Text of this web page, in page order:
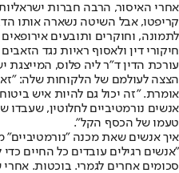
אחרי האיסור, הרבה חברות
קריפטו, אבל השיטה נשארה אותו
לתמונה, וחוקרים ותובעים
חיקורי דין ולאסוף ראיות נגד
עורכת הדין ד"ר ליה פלוס,
הצצה לעולמם של הלקוחות שלה:
אומרת. "זה יכול גם להיות איש
אנשים נורמטיביים לחלוטין, שעבדו
טעמו של הכסף הקל".
איך אנשים שאת מכנה "נורמטיביים"
"אנשים רגילים עובדים כל החיים
סכומים אחרים לגמרי. בוכטות.